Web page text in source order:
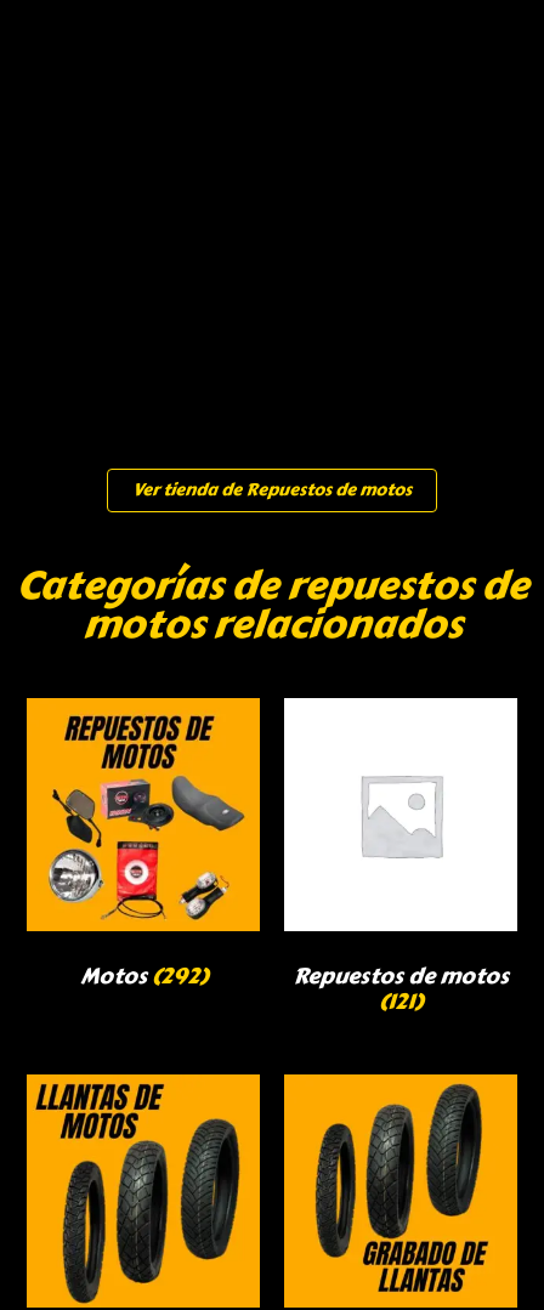
Ver tienda de Repuestos de motos
Categorías de repuestos de
motos relacionados
Motos(292) Repuestos de motos
(121)